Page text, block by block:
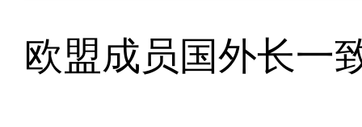
欧盟成员国外长一